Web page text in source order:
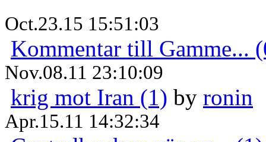
Oct.23.15 15:51:03
Kommentar till Gamme...
Nov.08.11 23:10:09
krig mot Iran (1) by ronin
Apr.15.11 14:32:34